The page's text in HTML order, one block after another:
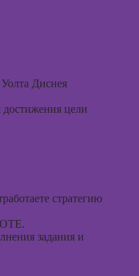
Диснея
цели
стратегию
задания и